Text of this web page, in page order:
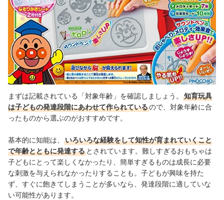
出典：amazon.co.jp
まずは記載されている「対象年齢」を確認しましょう。
知育玩具
は子どもの発達段階にあわせて作られているので、対象年齢に合
ったものから選ぶのがおすすめです。
基本的に知能は、
いろいろな経験をして知性が育まれていくこと
で年齢とともに発達する とされています。難しすぎるおもちゃは
子どもにとって楽しくなかったり、簡単すぎるものは成長に必要
な刺激を与えられなかったりすることも。子どもが興味を持た
ず、すぐに飽きてしまうことが多いなら、発達段階に適していな
い可能性があります。